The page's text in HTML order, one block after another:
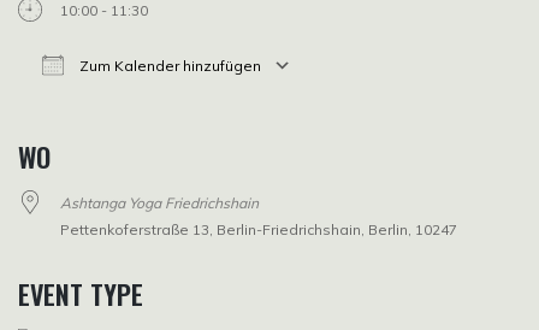
10:00 - 11:30
Zum Kalender hinzufügen
WO
Ashtanga Yoga Friedrichshain
Pettenkoferstraße 13, Berlin-Friedrichshain, Berlin, 10247
EVENT TYPE